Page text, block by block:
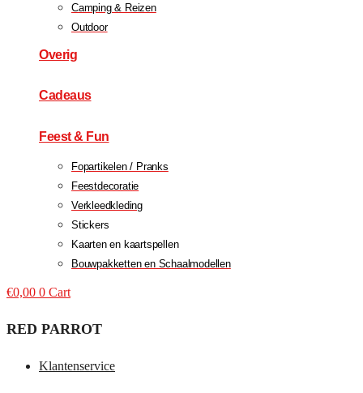
Camping & Reizen
Outdoor
Overig
Cadeaus
Feest & Fun
Fopartikelen / Pranks
Feestdecoratie
Verkleedkleding
Stickers
Kaarten en kaartspellen
Bouwpakketten en Schaalmodellen
€0,00 0 Cart
RED PARROT
Klantenservice